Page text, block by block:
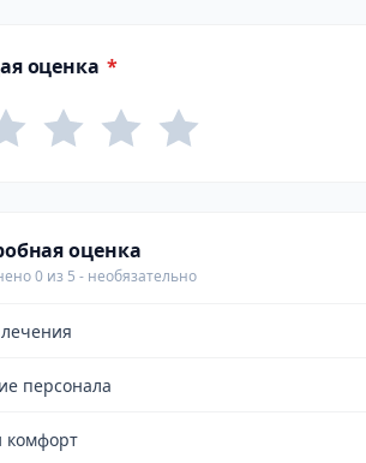
оценка *
оценка
0 из 5 - необязательно
персонала
комфорт